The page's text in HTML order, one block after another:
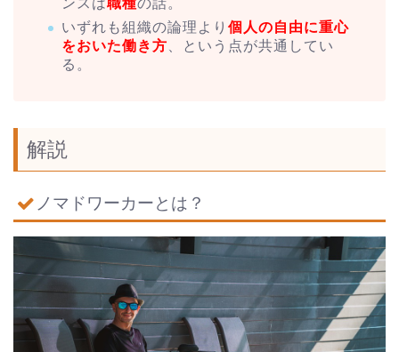
ンスは職種の話。
いずれも組織の論理より 個人の自由に重心
をおいた働き方 、という点が共通してい
る。
解説
ノマドワーカーとは？